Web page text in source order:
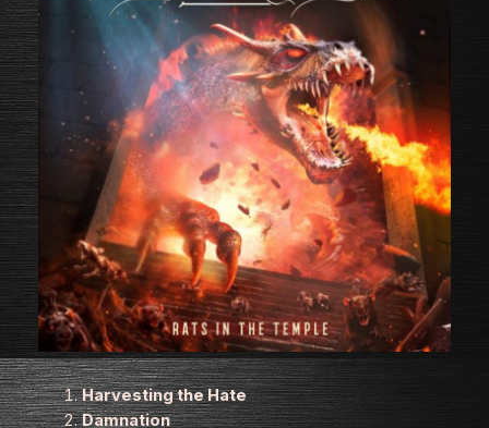
Harvesting the Hate
Damnation